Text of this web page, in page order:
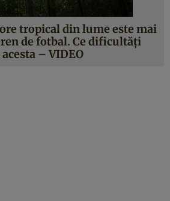
tropical din lume este mai
de fotbal. Ce dificultăţi
– VIDEO